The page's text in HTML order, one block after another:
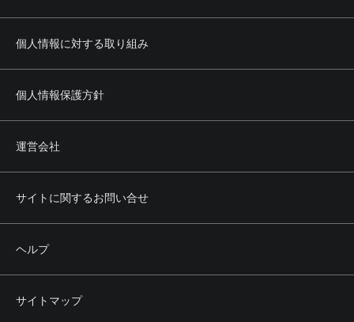
個人情報に対する取り組み
個人情報保護方針
運営会社
サイトに関するお問い合せ
ヘルプ
サイトマップ